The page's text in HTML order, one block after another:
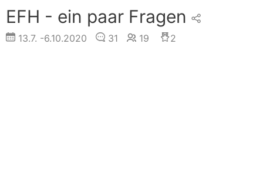
EFH - ein paar Fragen
13.7. -6.10.2020 31 19 2